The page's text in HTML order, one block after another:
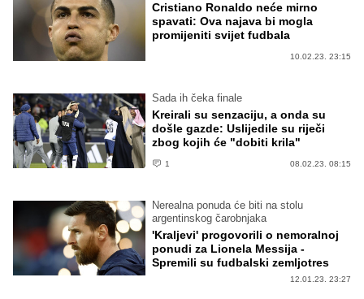
Cristiano Ronaldo neće mirno
spavati: Ova najava bi mogla
promijeniti svijet fudbala
10.02.23. 23:15
Sada ih čeka finale
Kreirali su senzaciju, a onda su
došle gazde: Uslijedile su riječi
zbog kojih će "dobiti krila"
1 08.02.23. 08:15
Nerealna ponuda će biti na stolu
argentinskog čarobnjaka
'Kraljevi' progovorili o nemoralnoj
ponudi za Lionela Messija -
Spremili su fudbalski zemljotres
12.01.23. 23:27